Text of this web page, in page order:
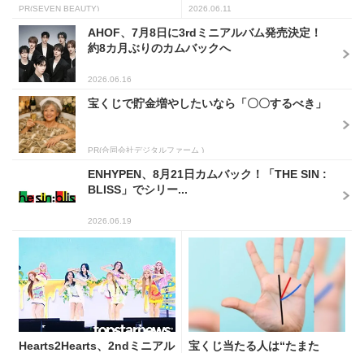
PR(SEVEN BEAUTY) 2026.06.11
AHOF、7月8日に3rdミニアルバム発売決定！
約8カ月ぶりのカムバックへ
2026.06.16
宝くじで貯金増やしたいなら「〇〇するべき」
PR(合同会社デジタルファーム )
ENHYPEN、8月21日カムバック！「THE SIN :
BLISS」でシリー...
2026.06.19
Hearts2Hearts、2ndミニアル
宝くじ当たる人は“たまた